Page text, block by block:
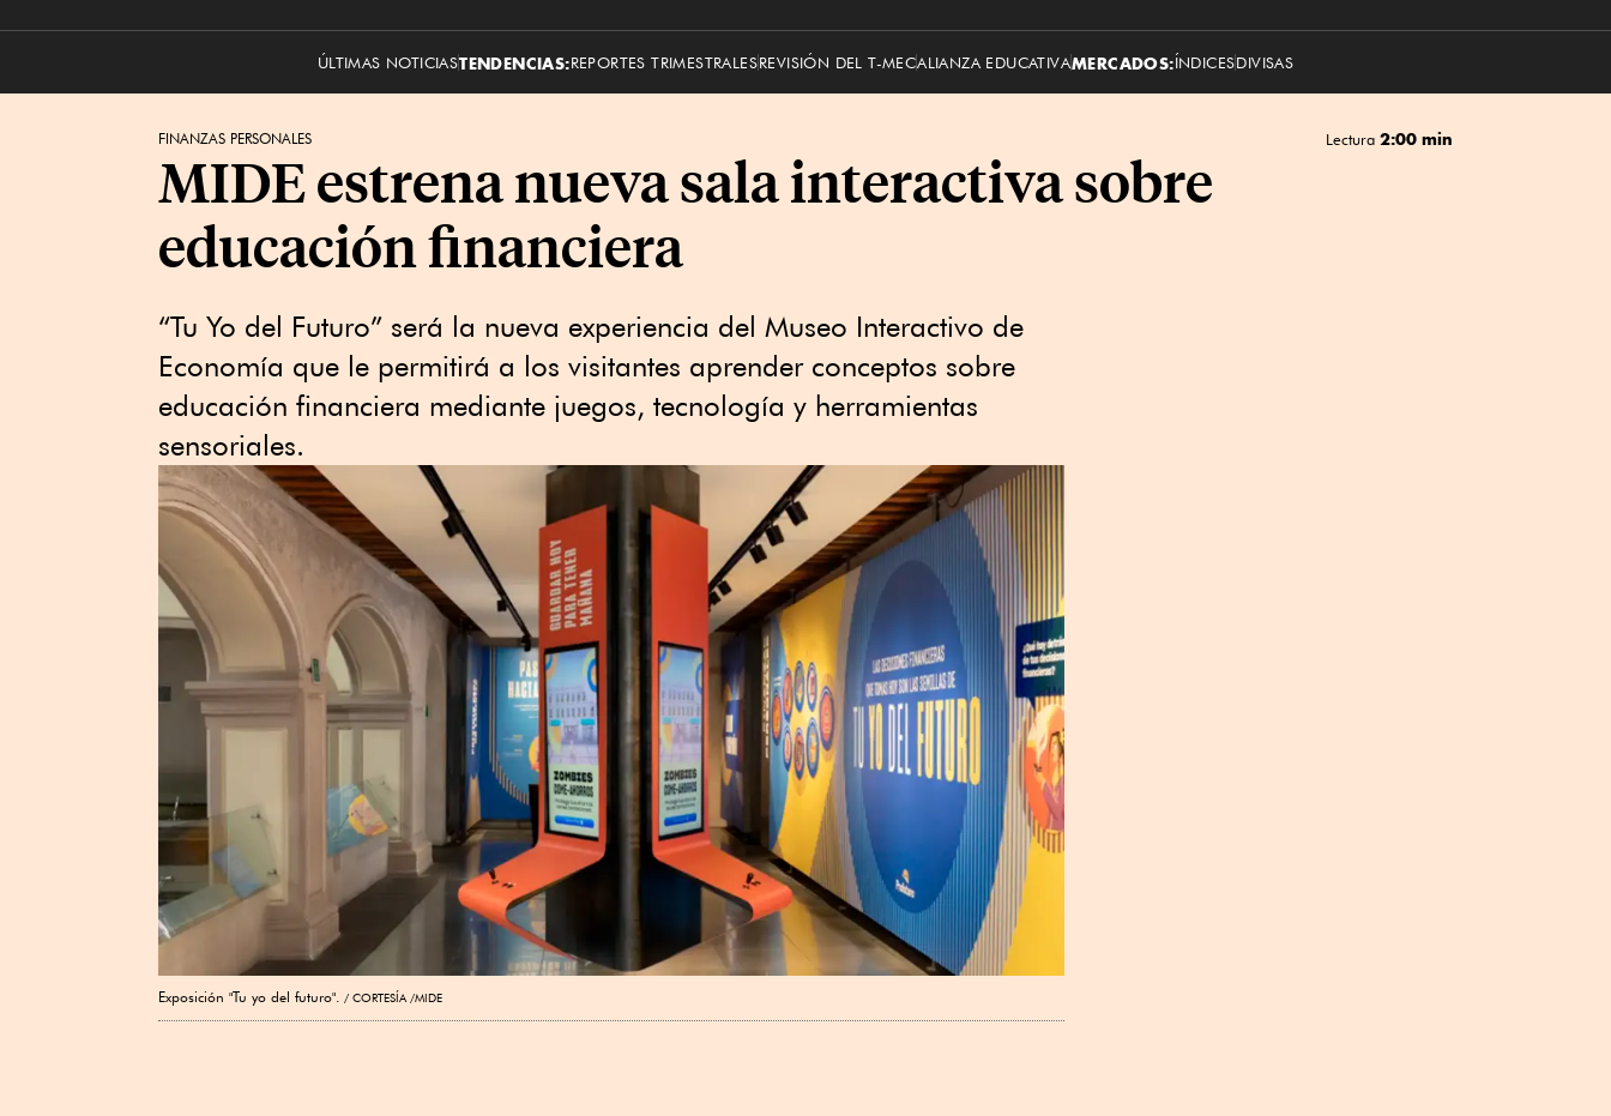
ÚLTIMAS NOTICIASTENDENCIAS:REPORTES TRIMESTRALESREVISIÓN DEL T-MECALIANZA EDUCATIVAMERCADOS:ÍNDICESDIVISAS
FINANZAS PERSONALES Lectura 2:00 min
MIDE estrena nueva sala interactiva sobre
educación financiera
“Tu Yo del Futuro” será la nueva experiencia del Museo Interactivo de
Economía que le permitirá a los visitantes aprender conceptos sobre
educación financiera mediante juegos, tecnología y herramientas
sensoriales.
Exposición "Tu yo del futuro". CORTESÍA /MIDE